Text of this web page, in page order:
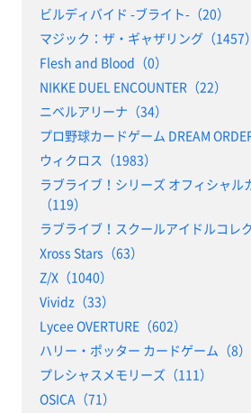
ビルディバイド -ブライト-（20）
マジック：ザ・ギャザリング（1457）
Flesh and Blood（0）
NIKKE DUEL ENCOUNTER（22）
ニベルアリーナ（34）
プロ野球カードゲーム DREAM
ウィクロス（1983）
ラブライブ！シリーズ オフィシャル
（119）
ラブライブ！スクールアイドルコレ
Xross Stars（63）
Z/X（1040）
Vividz（33）
Lycee OVERTURE（602）
ハリー・ポッター カードゲーム（8）
プレシャスメモリーズ（111）
OSICA（71）